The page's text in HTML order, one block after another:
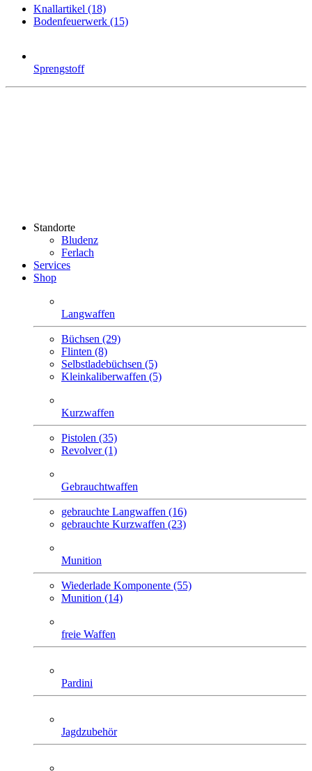
Knallartikel (18)
Bodenfeuerwerk (15)
Sprengstoff
Standorte
Bludenz
Ferlach
Services
Shop
Langwaffen
Büchsen (29)
Flinten (8)
Selbstlade­büchsen (5)
Klein­kaliber­waffen (5)
Kurzwaffen
Pistolen (35)
Revolver (1)
Gebrauchtwaffen
gebrauchte Langwaffen (16)
gebrauchte Kurzwaffen (23)
Munition
Wiederlade Komponente (55)
Munition (14)
freie Waffen
Pardini
Jagdzubehör